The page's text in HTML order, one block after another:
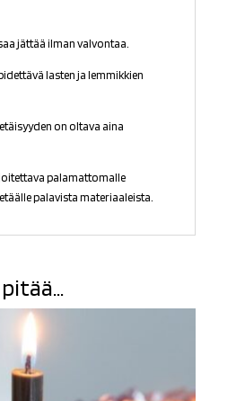
jättää ilman valvontaa.
lasten ja lemmikkien
on oltava aina
palamattomalle
palavista materiaaleista.